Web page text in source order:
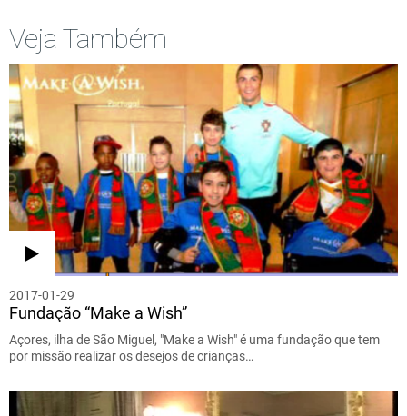
Veja Também
2017-01-29
Fundação “Make a Wish”
Açores, ilha de São Miguel, "Make a Wish" é uma fundação que tem
por missão realizar os desejos de crianças…